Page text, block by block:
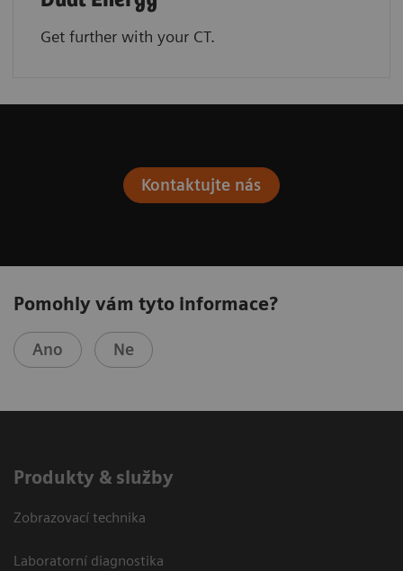
Get further with your CT.
Kontaktujte nás
Pomohly vám tyto informace?
Ano Ne
Produkty & služby
Zobrazovací technika
Laboratorní diagnostika